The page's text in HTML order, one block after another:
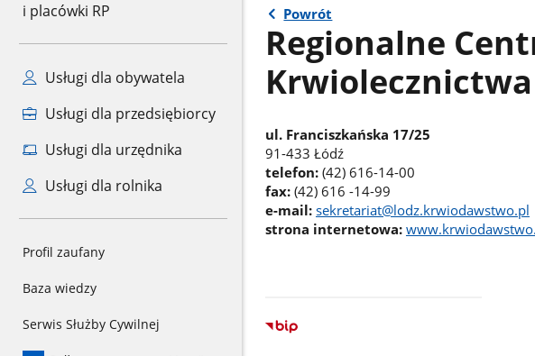
i placówki RP
Usługi dla obywatela
Usługi dla przedsiębiorcy
Usługi dla urzędnika
Usługi dla rolnika
Profil zaufany
Baza wiedzy
Serwis Służby Cywilnej
Powrót
Regionalne
ul. Franciszkańska 17/25
91-433 Łódź
telefon:(42) 616-14-00
fax:(42) 616 -14-99
e-mail: sekretariat@lodz.krwiodawstwo.pl
strona internetowa: